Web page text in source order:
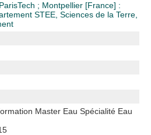
; Montpellier [France] :
STEE, Sciences de la Terre,
Master Eau Spécialité Eau